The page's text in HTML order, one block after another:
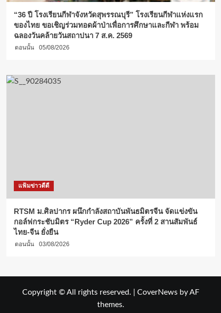
“36 ปี โรงเรียนกีฬาจังหวัดสุพรรณบุรี” โรงเรียนกีฬาแห่งแรก
ของไทย ขอเชิญร่วมทอดผ้าป่าเพื่อการศึกษาและกีฬา พร้อม
ฉลองวันคล้ายวันสถาปนา 7 ส.ค. 2569
ตอนนั้น 05/08/2026
แฟ้มข่าวดีดี
RTSM ม.ศิลปากร ผนึกกำลังสถาบันพันธมิตรจีน จัดแข่งขัน
กอล์ฟกระชับมิตร “Ryder Cup 2026” ครั้งที่ 2 สานสัมพันธ์
ไทย-จีน ยั่งยืน
ตอนนั้น 03/08/2026
Copyright © All rights reserved. CoverNewsby AF
themes.